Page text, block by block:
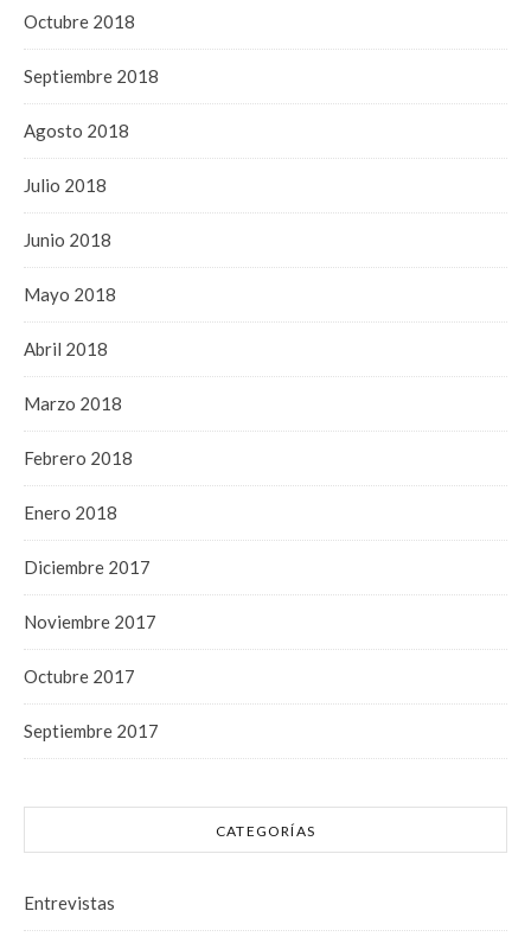
Octubre 2018
Septiembre 2018
Agosto 2018
Julio 2018
Junio 2018
Mayo 2018
Abril 2018
Marzo 2018
Febrero 2018
Enero 2018
Diciembre 2017
Noviembre 2017
Octubre 2017
Septiembre 2017
CATEGORÍAS
Entrevistas